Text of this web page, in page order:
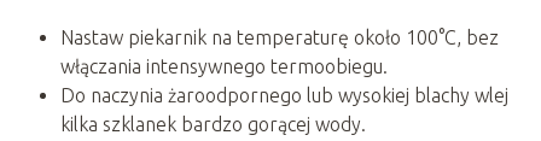
Nastaw piekarnik na temperaturę około 100°C, bez
włączania intensywnego termoobiegu.
Do naczynia żaroodpornego lub wysokiej blachy wlej
kilka szklanek bardzo gorącej wody.